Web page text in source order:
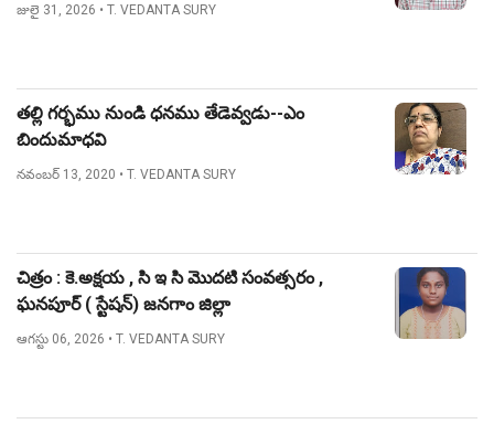
జులై 31, 2026 • T. VEDANTA SURY
తల్లి గర్భము నుండి ధనము తేడెవ్వడు--ఎం
బిందుమాధవి
నవంబర్ 13, 2020 • T. VEDANTA SURY
చిత్రం : కె.అక్షయ , సి ఇ సి మొదటి సంవత్సరం ,
ఘనపూర్ ( స్టేషన్) జనగాం జిల్లా
ఆగస్టు 06, 2026 • T. VEDANTA SURY